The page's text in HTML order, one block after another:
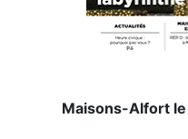
Maisons-Alfort